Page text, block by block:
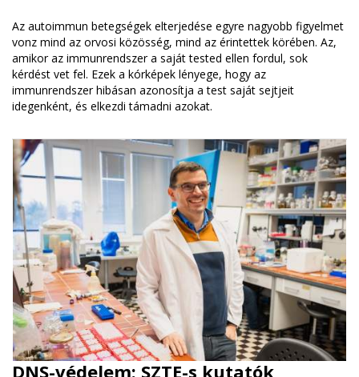
Az autoimmun betegségek elterjedése egyre nagyobb figyelmet
vonz mind az orvosi közösség, mind az érintettek körében. Az,
amikor az immunrendszer a saját tested ellen fordul, sok
kérdést vet fel. Ezek a kórképek lényege, hogy az
immunrendszer hibásan azonosítja a test saját sejtjeit
idegenként, és elkezdi támadni azokat.
DNS-védelem: SZTE-s kutatók